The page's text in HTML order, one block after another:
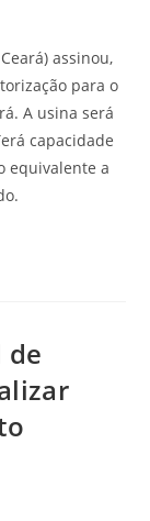
assinou,
para o
A usina será
capacidade
equivalente a
de